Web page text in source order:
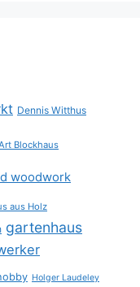
Dennis Witthus
Blockhaus
woodwork
aus Holz
gartenhaus
Holger Laudeley